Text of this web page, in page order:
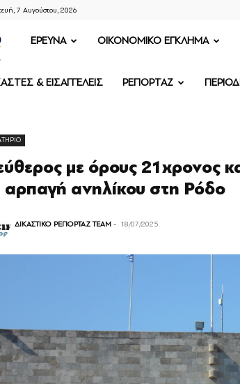
7 Αυγούστου, 2026
ΔΙΚΑΣΤΙΚΟ
ΡΕΠΟΡΤΑΖ
ΕΡΕΥΝΑ OIKONOMIKO ΕΓΚΛΗΜΑ
& ΕΙΣΑΓΓΕΛΕΙΣ ΡΕΠΟΡΤΑΖ
με όρους 21χρονος
αρπαγή ανηλίκου στη Ρόδο
ΔΙΚΑΣΤΙΚΟ ΡΕΠΟΡΤΑΖ TEAM - 18/07/2025